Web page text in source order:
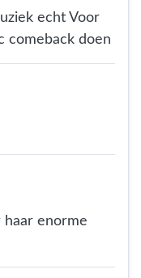
echt Voor
comeback doen
haar enorme